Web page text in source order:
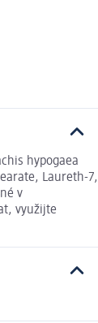
hypogaea
Laureth-7,
v
využijte